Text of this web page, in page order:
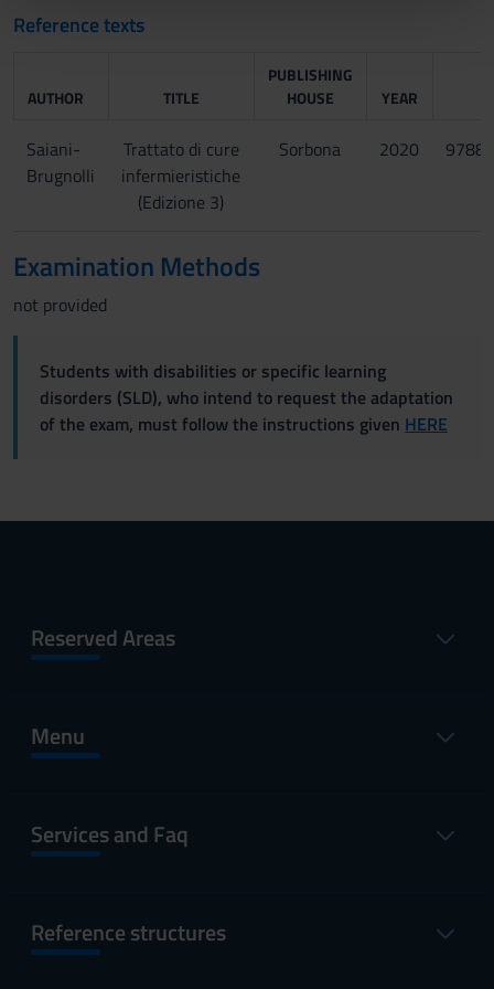
pubblicità e social media, i quali potrebbero combinarle
raccolto dal tuo utilizzo dei loro servizi.
Reference texts
AUTHOR TITLE
PUBLISHING
HOUSE
YEAR
Saiani-
Brugnolli
Trattato di cure
infermieristiche
(Edizione 3)
Sorbona 2020
Examination Methods
not provided
Students with disabilities or specific learning
disorders (SLD), who intend to request the adaptation
of the exam, must follow the instructions given HERE
Reserved Areas
Menu
Services and Faq
Reference structures